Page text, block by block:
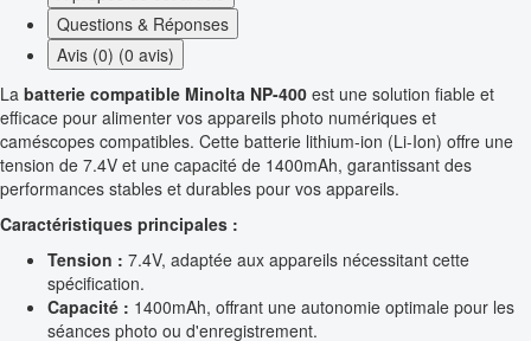
Questions & Réponses
Avis (0) (0 avis)
La batterie compatible Minolta NP-400 est une solution fiable et
efficace pour alimenter vos appareils photo numériques et
caméscopes compatibles. Cette batterie lithium-ion (Li-Ion) offre une
tension de 7.4V et une capacité de 1400mAh, garantissant des
performances stables et durables pour vos appareils.
Caractéristiques principales :
Tension : 7.4V, adaptée aux appareils nécessitant cette
spécification.
Capacité : 1400mAh, offrant une autonomie optimale pour les
séances photo ou d'enregistrement.